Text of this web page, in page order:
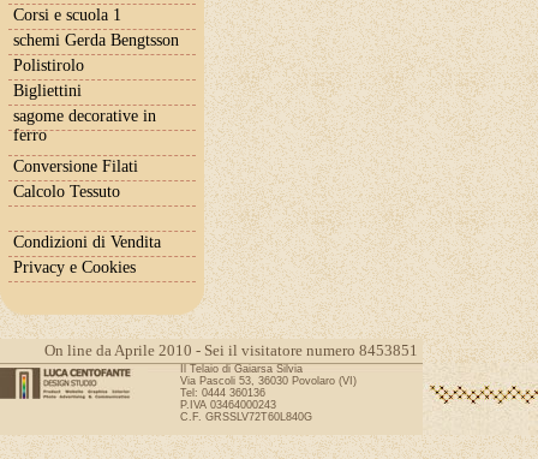
Corsi e scuola 1
schemi Gerda Bengtsson
Polistirolo
Bigliettini
sagome decorative in
ferro
Conversione Filati
Calcolo Tessuto
Condizioni di Vendita
Privacy e Cookies
On line da Aprile 2010 - Sei il visitatore numero 8453851
Il Telaio di Gaiarsa Silvia
Via Pascoli 53, 36030 Povolaro (VI)
Tel: 0444 360136
P.IVA 03464000243
C.F. GRSSLV72T60L840G